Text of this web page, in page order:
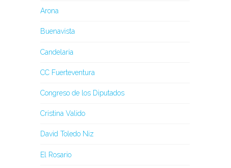
Arona
Buenavista
Candelaria
CC Fuerteventura
Congreso de los Diputados
Cristina Valido
David Toledo Niz
El Rosario